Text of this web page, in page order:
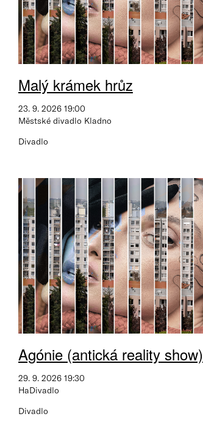
Malý krámek hrůz
23. 9. 2026 19:00
Městské divadlo Kladno
Divadlo
Agónie (antická reality show)
29. 9. 2026 19:30
HaDivadlo
Divadlo